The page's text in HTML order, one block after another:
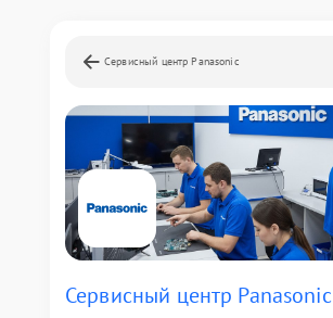
Сервисный центр Panasonic
Сервисный центр Panasonic